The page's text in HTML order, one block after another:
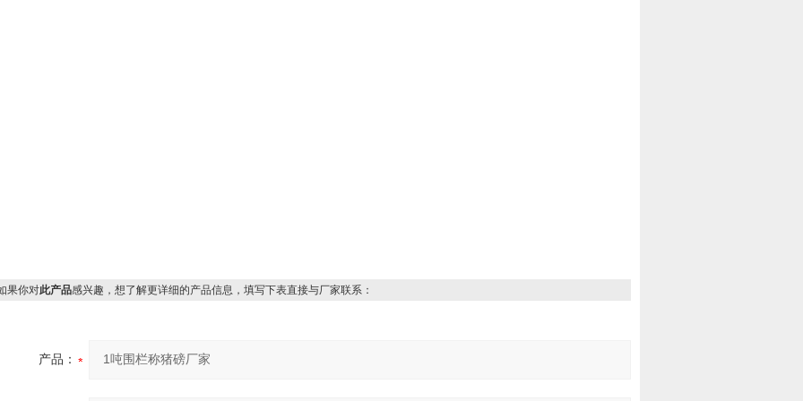
你对此产品感兴趣，想了解更详细的产品信息，填写下表直接与厂家联系：
产品：